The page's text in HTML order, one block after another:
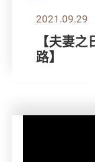
2021.09.29
【夫妻
路】